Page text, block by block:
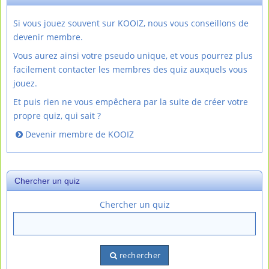
Si vous jouez souvent sur KOOIZ, nous vous conseillons de
devenir membre.
Vous aurez ainsi votre pseudo unique, et vous pourrez plus
facilement contacter les membres des quiz auxquels vous
jouez.
Et puis rien ne vous empêchera par la suite de créer votre
propre quiz, qui sait ?
Devenir membre de KOOIZ
Chercher un quiz
Chercher un quiz
rechercher